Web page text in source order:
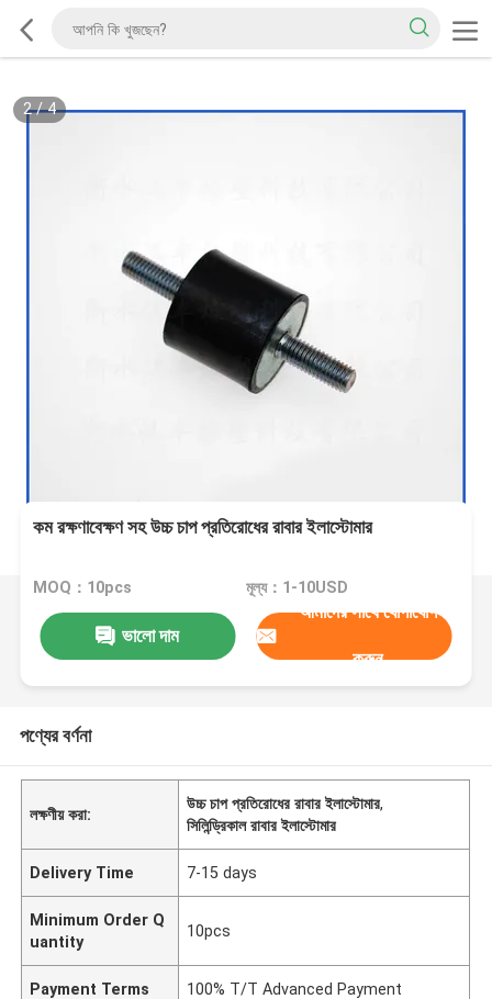
2/4
কম রক্ষণাবেক্ষণ সহ উচ্চ চাপ প্রতিরোধের রাবার ইলাস্টোমার
MOQ：10pcs মূল্য：1-10USD
ভালো দাম
আমাদের সাথে যোগাযোগ
করুন
পণ্যের বর্ণনা
লক্ষণীয় করা:
উচ্চ চাপ প্রতিরোধের রাবার ইলাস্টোমার,
সিলিন্ড্রিকাল রাবার ইলাস্টোমার
Delivery Time 7-15 days
Minimum Order Q
uantity
10pcs
Payment Terms 100% T/T Advanced Payment